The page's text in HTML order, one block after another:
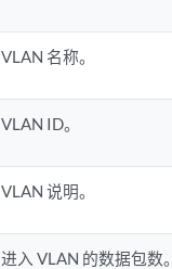
VLAN 名称。
VLAN ID。
VLAN 说明。
进入 VLAN 的数据包数。